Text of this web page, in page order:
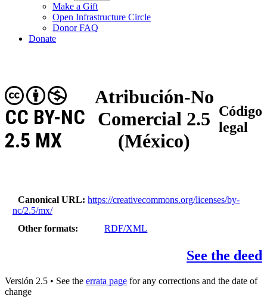
Make a Gift
Open Infrastructure Circle
Donor FAQ
Donate
Atribución-No
Comercial 2.5
(México)
CC BY-NC
2.5 MX
Código
legal
Canonical URL
https://creativecommons.org/licenses/by-
nc/2.5/mx/
Other formats
RDF/XML
See the deed
Versión 2.5 • See the errata page for any corrections and the date of
change